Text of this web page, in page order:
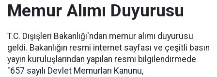
Memur Alımı Duyurusu
T.C. Dışişleri Bakanlığı'ndan memur alımı duyurusu
geldi. Bakanlığın resmi internet sayfası ve çeşitli basın
yayın kuruluşlarından yapılan resmi bilgilendirmede
"657 sayılı Devlet Memurları Kanunu,